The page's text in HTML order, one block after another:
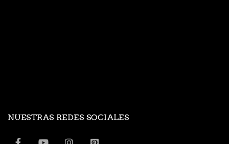
NUESTRAS REDES SOCIALES